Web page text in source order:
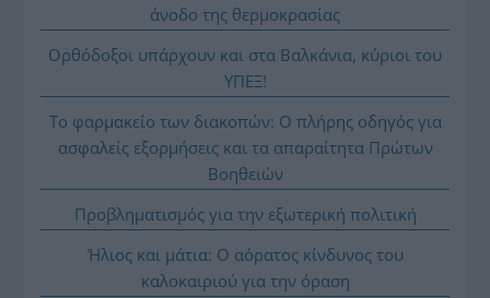
άνοδο της θερμοκρασίας
Ορθόδοξοι υπάρχουν και στα Βαλκάνια, κύριοι του
ΥΠΕΞ!
Το φαρμακείο των διακοπών: Ο πλήρης οδηγός για
ασφαλείς εξορμήσεις και τα απαραίτητα Πρώτων
Βοηθειών
Προβληματισμός για την εξωτερική πολιτική
Ήλιος και μάτια: Ο αόρατος κίνδυνος του
καλοκαιριού για την όραση